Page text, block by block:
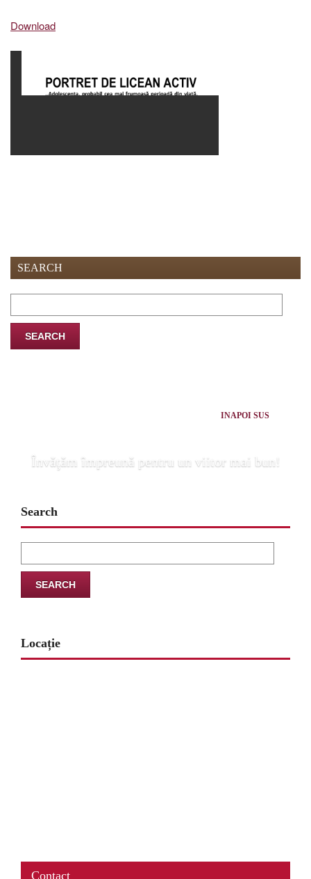
Download
SEARCH
for:
INAPOI SUS
Învăţăm împreună pentru un viitor mai bun!
Search
for:
Locație
Contact